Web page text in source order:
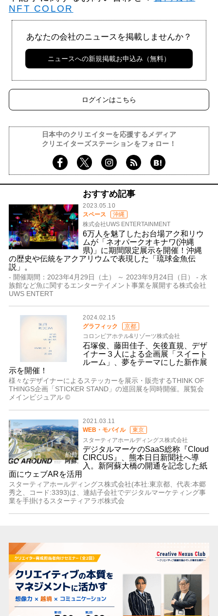
NFT COLOR
あなたの会社のニュースを掲載しませんか？
ニュースへの新規掲載お申込み（無料）
ログインはこちら
日本中のクリエイターを応援するメディア
クリエイターズステーションをフォロー！
おすすめ記事
2023.05.10
スペース
沖縄
株式会社UWS ENTERTAINMENT
6万人を魅了したお台場アク和リウ
ムが「ネオパークオキナワ(沖縄
県)」に期間限定展示を開催！沖縄
の歴史や伝統をアクアリウムで表現した「琉球金魚伝
説」。
- 開催期間：2023年4月29日（土） ～ 2023年9月24日（日） - 水
族館など魚に関するエンターテイメント事業を展開する株式会社
UWS ENTERT
2024.02.15
グラフィック
京都
コロンビアホテル&リゾーツ株式会社
石塚俊、藤田佳子、矢後直規、デザ
イナー３人による企画展「スイート
ルーム」、夢をテーマにした新作展
示を開催！
様々なデザイナーによるステッカーを展示・販売するTHINK OF
THINGS企画「STICKER STAND」の巡回展を同時開催。展覧会
メインビジュアル ©️
2021.03.11
WEB・モバイル
東京
スターティアホールディングス株式会社
デジタルマーケのSaaS総称『Cloud
CIRCUS』、熊本日日新聞社へ導
入。新阿蘇大橋の開通を記念した紙
面にウェブARを活用
スターティアホールディングス株式会社(本社:東京都、代表:本郷
秀之、コード:3393)は、連結子会社でデジタルマーケティング事
業を手掛けるスターティアラボ株式会